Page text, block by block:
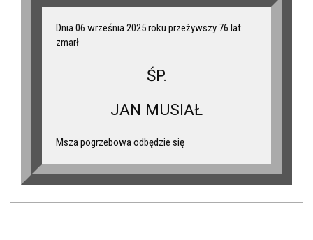
Dnia 06 września 2025 roku przeżywszy 76 lat
zmarł
ŚP.
JAN MUSIAŁ
Msza pogrzebowa odbędzie się